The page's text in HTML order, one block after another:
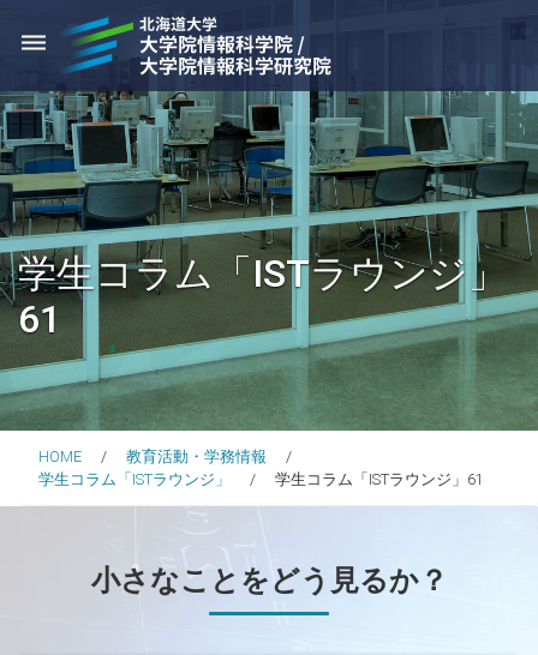
dehaze
学生コラム「ISTラウンジ」
61
HOME
教育活動・学務情報
学生コラム「ISTラウンジ」
学生コラム「ISTラウンジ」61
小さなことをどう見るか？